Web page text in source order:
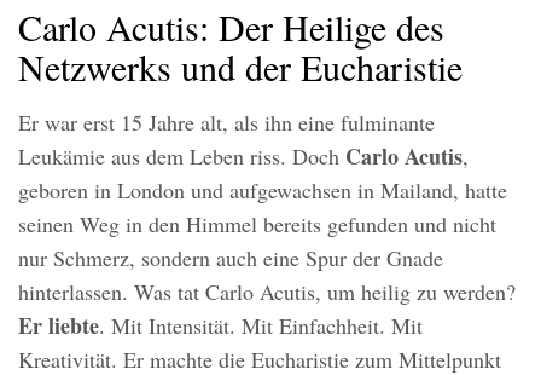
Carlo Acutis: Der Heilige des
Netzwerks und der Eucharistie
Er war erst 15 Jahre alt, als ihn eine fulminante
Leukämie aus dem Leben riss. Doch Carlo Acutis,
geboren in London und aufgewachsen in Mailand, hatte
seinen Weg in den Himmel bereits gefunden und nicht
nur Schmerz, sondern auch eine Spur der Gnade
hinterlassen. Was tat Carlo Acutis, um heilig zu werden?
Er liebte. Mit Intensität. Mit Einfachheit. Mit
Kreativität. Er machte die Eucharistie zum Mittelpunkt